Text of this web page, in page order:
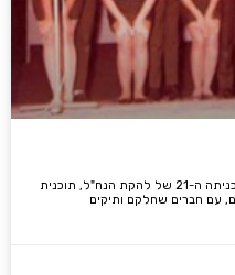
יאיר רוזנבלום ודני ליטאי היו אחראים גם לתוכניתה ה-21 של להקת הנח"ל, תוכנית
עם חברים שחלקם ותיקים